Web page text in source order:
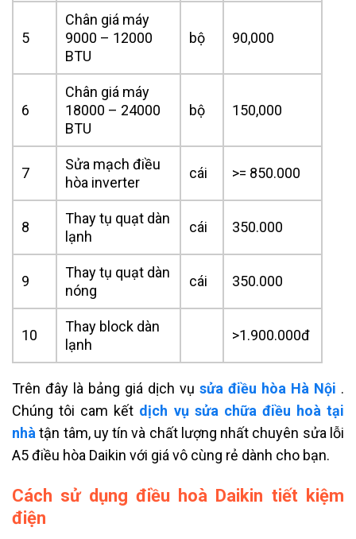
5
Chân giá máy
9000 – 12000
BTU
bộ 90,000
6
Chân giá máy
18000 – 24000
BTU
bộ 150,000
7
Sửa mạch điều
hòa inverter
cái >= 850.000
8
Thay tụ quạt dàn
lạnh
cái 350.000
9
Thay tụ quạt dàn
nóng
cái 350.000
10
Thay block dàn
lạnh
>1.900.000đ
Trên đây là bảng giá dịch vụ sửa điều hòa Hà Nội .
Chúng tôi cam kết dịch vụ sửa chữa điều hoà tại
nhà tận tâm, uy tín và chất lượng nhất chuyên sửa lỗi
A5 điều hòa Daikin với giá vô cùng rẻ dành cho bạn.
Cách sử dụng điều hoà Daikin tiết kiệm
điện